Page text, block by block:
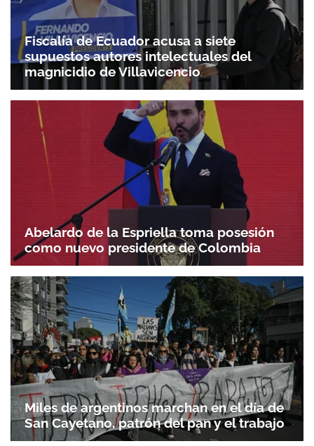
Fiscalía de Ecuador acusa a siete
supuestos autores intelectuales del
magnicidio de Villavicencio
Abelardo de la Espriella toma posesión
como nuevo presidente de Colombia
Miles de argentinos marchan en el día de
San Cayetano, patrón del pan y el trabajo